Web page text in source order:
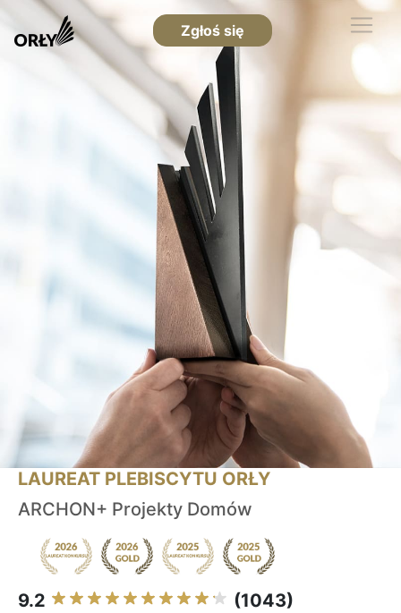
Zgłoś się
LAUREAT PLEBISCYTU ORŁY
ARCHON+ Projekty Domów
9.2 (1043)